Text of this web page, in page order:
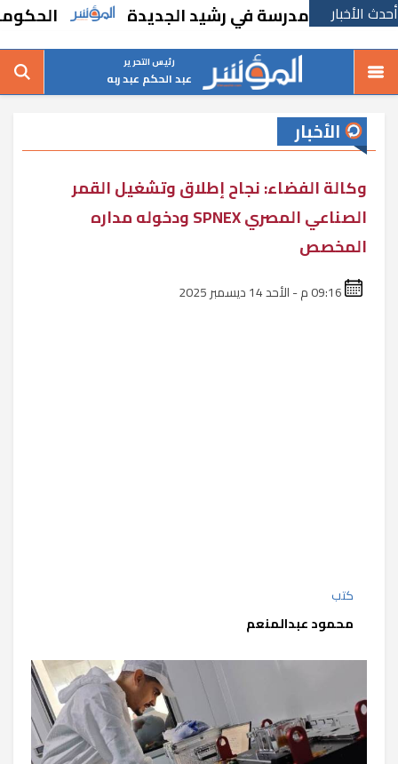
أحدث الأخبارمدرسة في رشيد الجديدة الحكومة
رئيس التحرير
عبد الحكم عبد ربه
الأخبار
وكالة الفضاء: نجاح إطلاق وتشغيل القمر
الصناعي المصري SPNEX ودخوله مداره
المخصص
كتب
محمود عبدالمنعم